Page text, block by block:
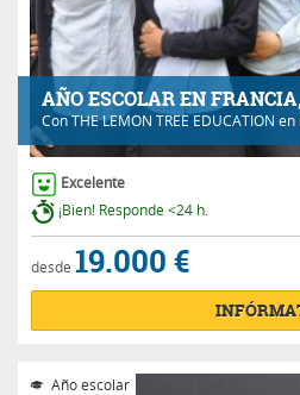
AÑO ESCOLAR EN
ConTHE LEMON TREE EDUCATION en
Excelente
¡Bien! Responde <24 h.
desde 19.000 €
Año escolar